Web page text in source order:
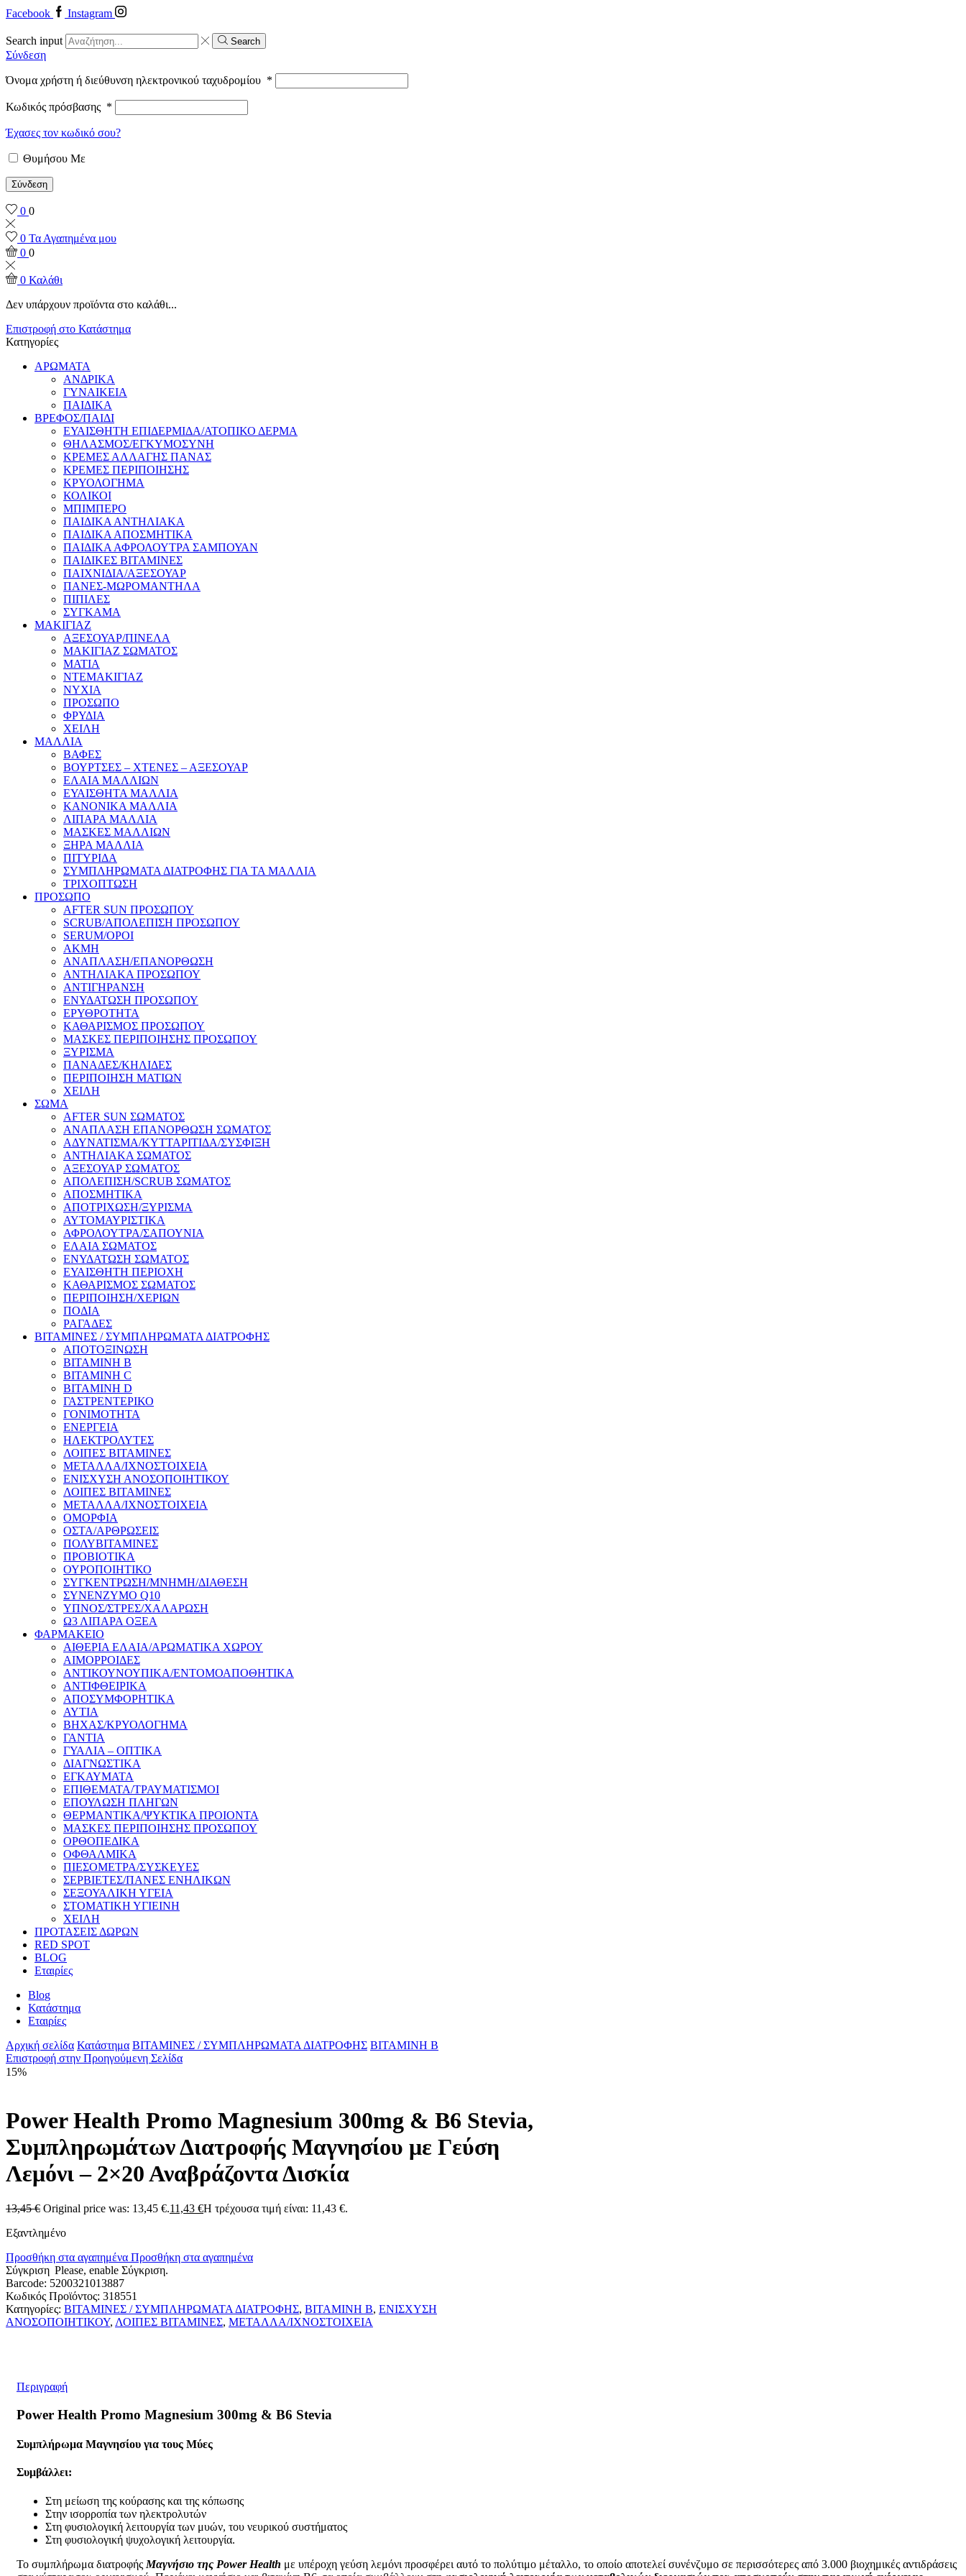
Facebook Instagram
Search input Search
Σύνδεση
Όνομα χρήστη ή διεύθυνση ηλεκτρονικού ταχυδρομίου *
Κωδικός πρόσβασης *
Έχασες τον κωδικό σου?
Θυμήσου Με
Σύνδεση
0 0
0 Τα Αγαπημένα μου
0 0
0 Καλάθι
Δεν υπάρχουν προϊόντα στο καλάθι...
Επιστροφή στο Κατάστημα
Κατηγορίες
ΑΡΩΜΑΤΑ
ΑΝΔΡΙΚΑ
ΓΥΝΑΙΚΕΙΑ
ΠΑΙΔΙΚΑ
ΒΡΕΦΟΣ/ΠΑΙΔΙ
ΕΥΑΙΣΘΗΤΗ ΕΠΙΔΕΡΜΙΔΑ/ΑΤΟΠΙΚΟ ΔΕΡΜΑ
ΘHΛΑΣΜΟΣ/ΕΓΚΥΜΟΣΥΝΗ
ΚΡΕΜΕΣ ΑΛΛΑΓΗΣ ΠΑΝΑΣ
ΚΡΕΜΕΣ ΠΕΡΙΠΟΙΗΣΗΣ
ΚΡΥΟΛΟΓΗΜΑ
ΚΟΛΙΚΟΙ
ΜΠΙΜΠΕΡΟ
ΠΑΙΔΙΚΑ ΑΝΤΗΛΙΑΚΑ
ΠΑΙΔΙΚΑ ΑΠΟΣΜΗΤΙΚΑ
ΠΑΙΔΙΚΑ ΑΦΡΟΛΟΥΤΡΑ ΣΑΜΠΟΥΑΝ
ΠΑΙΔΙΚΕΣ ΒΙΤΑΜΙΝΕΣ
ΠΑΙΧΝΙΔΙΑ/ΑΞΕΣΟΥΑΡ
ΠΑΝΕΣ-ΜΩΡΟΜΑΝΤΗΛΑ
ΠΙΠΙΛΕΣ
ΣΥΓΚΑΜΑ
ΜΑΚΙΓΙΑΖ
ΑΞΕΣΟΥΑΡ/ΠΙΝΕΛΑ
ΜΑΚΙΓΙΑΖ ΣΩΜΑΤΟΣ
ΜΑΤΙΑ
ΝΤΕΜΑΚΙΓΙΑΖ
ΝΥΧΙΑ
ΠΡΟΣΩΠΟ
ΦΡΥΔΙΑ
ΧΕΙΛΗ
ΜΑΛΛΙΑ
ΒΑΦΕΣ
ΒΟΥΡΤΣΕΣ – ΧΤΕΝΕΣ – ΑΞΕΣΟΥΑΡ
ΕΛΑΙΑ ΜΑΛΛΙΩΝ
ΕΥΑΙΣΘΗΤΑ ΜΑΛΛΙΑ
ΚΑΝΟΝΙΚΑ ΜΑΛΛΙΑ
ΛΙΠΑΡΑ ΜΑΛΛΙΑ
ΜΑΣΚΕΣ ΜΑΛΛΙΩΝ
ΞΗΡΑ ΜΑΛΛΙΑ
ΠΙΤΥΡΙΔΑ
ΣΥΜΠΛΗΡΩΜΑΤΑ ΔΙΑΤΡΟΦΗΣ ΓΙΑ ΤΑ ΜΑΛΛΙΑ
ΤΡΙΧΟΠΤΩΣΗ
ΠΡΟΣΩΠΟ
AFTER SUN ΠΡΟΣΩΠΟΥ
SCRUB/ΑΠΟΛΕΠΙΣΗ ΠΡΟΣΩΠΟΥ
SERUM/ΟΡΟΙ
ΑΚΜΗ
ΑΝΑΠΛΑΣΗ/ΕΠΑΝΟΡΘΩΣΗ
ΑΝΤΗΛΙΑΚΑ ΠΡΟΣΩΠΟΥ
ΑΝΤΙΓΗΡΑΝΣΗ
ΕΝΥΔΑΤΩΣΗ ΠΡΟΣΩΠΟΥ
ΕΡΥΘΡΟΤΗΤΑ
ΚΑΘΑΡΙΣΜΟΣ ΠΡΟΣΩΠΟΥ
ΜΑΣΚΕΣ ΠΕΡΙΠΟΙΗΣΗΣ ΠΡΟΣΩΠΟΥ
ΞΥΡΙΣΜΑ
ΠΑΝΑΔΕΣ/ΚΗΛΙΔΕΣ
ΠΕΡΙΠΟΙΗΣΗ ΜΑΤΙΩΝ
ΧΕΙΛΗ
ΣΩΜΑ
AFTER SUN ΣΩΜΑΤΟΣ
ΑΝΑΠΛΑΣΗ ΕΠΑΝΟΡΘΩΣΗ ΣΩΜΑΤΟΣ
ΑΔΥΝΑΤΙΣΜΑ/ΚΥΤΤΑΡΙΤΙΔΑ/ΣΥΣΦΙΞΗ
ΑΝΤΗΛΙΑΚΑ ΣΩΜΑΤΟΣ
ΑΞΕΣΟΥΑΡ ΣΩΜΑΤΟΣ
ΑΠΟΛΕΠΙΣΗ/SCRUB ΣΩΜΑΤΟΣ
ΑΠΟΣΜΗΤΙΚΑ
ΑΠΟΤΡΙΧΩΣΗ/ΞΥΡΙΣΜΑ
ΑΥΤΟΜΑΥΡΙΣΤΙΚΑ
ΑΦΡΟΛΟΥΤΡΑ/ΣΑΠΟΥΝΙΑ
ΕΛΑΙΑ ΣΩΜΑΤΟΣ
ΕΝΥΔΑΤΩΣΗ ΣΩΜΑΤΟΣ
ΕΥΑΙΣΘΗΤΗ ΠΕΡΙΟΧΗ
ΚΑΘΑΡΙΣΜΟΣ ΣΩΜΑΤΟΣ
ΠΕΡΙΠΟΙΗΣΗ/ΧΕΡΙΩΝ
ΠΟΔΙΑ
ΡΑΓΑΔΕΣ
ΒΙΤΑΜΙΝΕΣ / ΣΥΜΠΛΗΡΩΜΑΤΑ ΔΙΑΤΡΟΦΗΣ
ΑΠΟΤΟΞΙΝΩΣΗ
ΒΙΤΑΜΙΝΗ Β
ΒΙΤΑΜΙΝΗ C
ΒΙΤΑΜΙΝΗ D
ΓΑΣΤΡΕΝΤΕΡΙΚΟ
ΓΟΝΙΜΟΤΗΤΑ
ΕΝΕΡΓΕΙΑ
ΗΛΕΚΤΡΟΛΥΤΕΣ
ΛΟΙΠΕΣ ΒΙΤΑΜΙΝΕΣ
ΜΕΤΑΛΛΑ/ΙΧΝΟΣΤΟΙΧΕΙΑ
ΕΝΙΣΧΥΣΗ ΑΝΟΣΟΠΟΙΗΤΙΚΟΥ
ΛΟΙΠΕΣ ΒΙΤΑΜΙΝΕΣ
ΜΕΤΑΛΛΑ/ΙΧΝΟΣΤΟΙΧΕΙΑ
ΟΜΟΡΦΙΑ
ΟΣΤΑ/ΑΡΘΡΩΣΕΙΣ
ΠΟΛΥΒΙΤΑΜΙΝΕΣ
ΠΡΟΒΙΟΤΙΚΑ
ΟΥΡΟΠΟΙΗΤΙΚΟ
ΣΥΓΚΕΝΤΡΩΣΗ/ΜΝΗΜΗ/ΔΙΑΘΕΣΗ
ΣΥΝΕΝΖΥΜΟ Q10
ΥΠΝΟΣ/ΣΤΡΕΣ/ΧΑΛΑΡΩΣΗ
Ω3 ΛΙΠΑΡΑ ΟΞΕΑ
ΦΑΡΜΑΚΕΙΟ
ΑΙΘΕΡΙΑ ΕΛΑΙΑ/ΑΡΩΜΑΤΙΚΑ ΧΩΡΟΥ
ΑΙΜΟΡΡΟΙΔΕΣ
ΑΝΤΙΚΟΥΝΟΥΠΙΚΑ/ΕΝΤΟΜΟΑΠΟΘΗΤΙΚΑ
ΑΝΤΙΦΘΕΙΡΙΚΑ
ΑΠΟΣΥΜΦΟΡΗΤΙΚΑ
ΑΥΤΙΑ
ΒΗΧΑΣ/ΚΡΥΟΛΟΓΗΜΑ
ΓΑΝΤΙΑ
ΓΥΑΛΙΑ – ΟΠΤΙΚΑ
ΔΙΑΓΝΩΣΤΙΚΑ
ΕΓΚΑΥΜΑΤΑ
ΕΠΙΘΕΜΑΤΑ/ΤΡΑΥΜΑΤΙΣΜΟΙ
ΕΠΟΥΛΩΣΗ ΠΛΗΓΩΝ
ΘΕΡΜΑΝΤΙΚΑ/ΨΥΚΤΙΚΑ ΠΡΟΙΟΝΤΑ
ΜΑΣΚΕΣ ΠΕΡΙΠΟΙΗΣΗΣ ΠΡΟΣΩΠΟΥ
ΟΡΘΟΠΕΔΙΚΑ
ΟΦΘΑΛΜΙΚΑ
ΠΙΕΣΟΜΕΤΡΑ/ΣΥΣΚΕΥΕΣ
ΣΕΡΒΙΕΤΕΣ/ΠΑΝΕΣ ΕΝΗΛΙΚΩΝ
ΣΕΞΟΥΑΛΙΚΗ ΥΓΕΙΑ
ΣΤΟΜΑΤΙΚΗ ΥΓΙΕΙΝΗ
ΧΕΙΛΗ
ΠΡΟΤΑΣΕΙΣ ΔΩΡΩΝ
RED SPOT
BLOG
Εταιρίες
Blog
Κατάστημα
Εταιρίες
Αρχική σελίδα Κατάστημα ΒΙΤΑΜΙΝΕΣ / ΣΥΜΠΛΗΡΩΜΑΤΑ ΔΙΑΤΡΟΦΗΣ ΒΙΤΑΜΙΝΗ Β
Επιστροφή στην Προηγούμενη Σελίδα
15%
Power Health Promo Magnesium 300mg & B6 Stevia,
Συμπληρωμάτων Διατροφής Μαγνησίου με Γεύση
Λεμόνι – 2×20 Αναβράζοντα Δισκία
13,45€ Original price was: 13,45 €.11,43 €Η τρέχουσα τιμή είναι: 11,43 €.
Εξαντλημένο
Προσθήκη στα αγαπημένα Προσθήκη στα αγαπημένα
Σύγκριση Please, enable Σύγκριση.
Barcode: 5200321013887
Κωδικός Προϊόντος: 318551
Κατηγορίες: ΒΙΤΑΜΙΝΕΣ / ΣΥΜΠΛΗΡΩΜΑΤΑ ΔΙΑΤΡΟΦΗΣ, ΒΙΤΑΜΙΝΗ Β, ΕΝΙΣΧΥΣΗ
ΑΝΟΣΟΠΟΙΗΤΙΚΟΥ, ΛΟΙΠΕΣ ΒΙΤΑΜΙΝΕΣ, ΜΕΤΑΛΛΑ/ΙΧΝΟΣΤΟΙΧΕΙΑ
Περιγραφή
Power Health Promo Magnesium 300mg & B6 Stevia
Συμπλήρωμα Μαγνησίου για τους Μύες
Συμβάλλει:
Στη μείωση της κούρασης και της κόπωσης
Στην ισορροπία των ηλεκτρολυτών
Στη φυσιολογική λειτουργία των μυών, του νευρικού συστήματος
Στη φυσιολογική ψυχολογική λειτουργία.
Το συμπλήρωμα διατροφής Μαγνήσιο της Power Health με υπέροχη γεύση λεμόνι προσφέρει αυτό το πολύτιμο μέταλλο, το οποίο αποτελεί συνένζυμο σε περισσότερες από 3.000 βιοχημικές αντιδράσεις